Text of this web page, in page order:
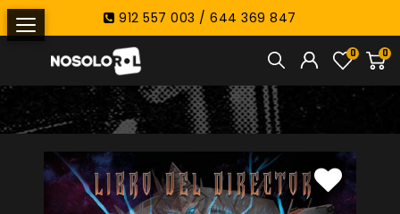
912 557 003 / 644 369 847
0
0